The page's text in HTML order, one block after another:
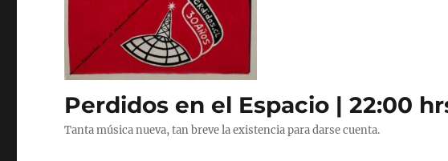
Perdidos en el Espacio | 22:00
Tanta música nueva, tan breve la existencia para darse cuenta.